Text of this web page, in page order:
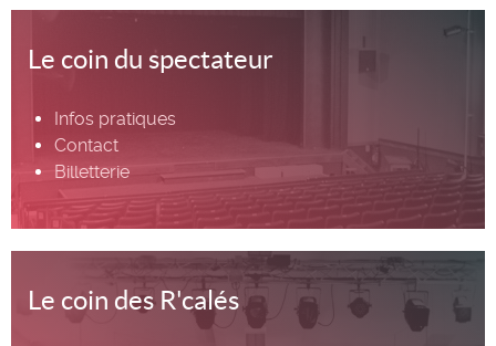
Le coin du spectateur
Infos pratiques
Contact
Billetterie
Le coin des R'calés